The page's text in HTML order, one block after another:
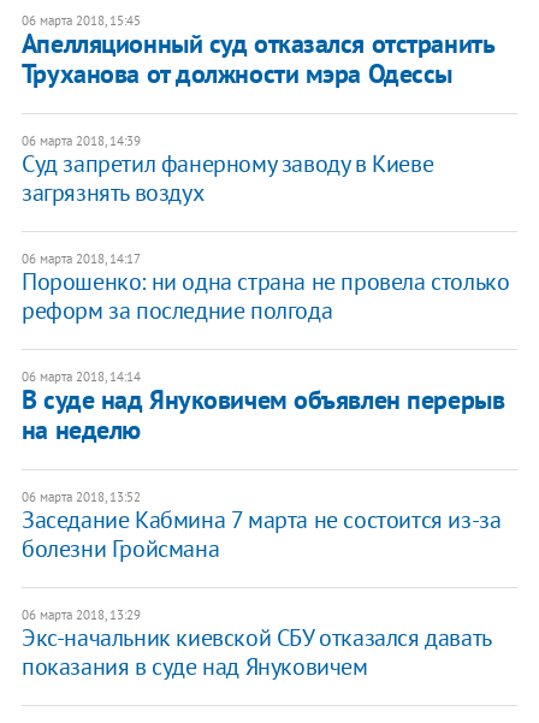
06 марта 2018, 15:45
Апелляционный суд отказался отстранить
Труханова от должности мэра Одессы
06 марта 2018, 14:39
Суд запретил фанерному заводу в Киеве
загрязнять воздух
06 марта 2018, 14:17
Порошенко: ни одна страна не провела столько
реформ за последние полгода
06 марта 2018, 14:14
В суде над Януковичем объявлен перерыв
на неделю
06 марта 2018, 13:52
Заседание Кабмина 7 марта не состоится из-за
болезни Гройсмана
06 марта 2018, 13:29
Экс-начальник киевской СБУ отказался давать
показания в суде над Януковичем